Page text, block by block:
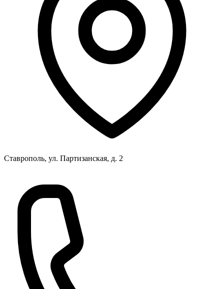
Ставрополь, ул. Партизанская, д. 2